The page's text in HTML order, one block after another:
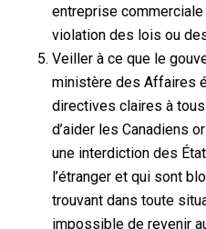
entreprise
violation des lois ou
Veiller à ce que le
ministère des Affaires
directives claires à
d’aider les Canadiens
une interdiction des
l’étranger et qui sont
trouvant dans toute
impossible de revenir